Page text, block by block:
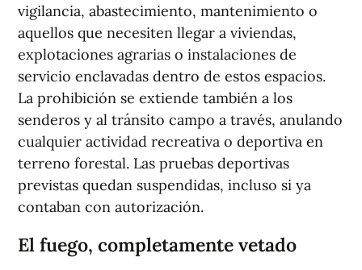
vigilancia, abastecimiento, mantenimiento o
aquellos que necesiten llegar a viviendas,
explotaciones agrarias o instalaciones de
servicio enclavadas dentro de estos espacios.
La prohibición se extiende también a los
senderos y al tránsito campo a través, anulando
cualquier actividad recreativa o deportiva en
terreno forestal. Las pruebas deportivas
previstas quedan suspendidas, incluso si ya
contaban con autorización.
El fuego, completamente vetado